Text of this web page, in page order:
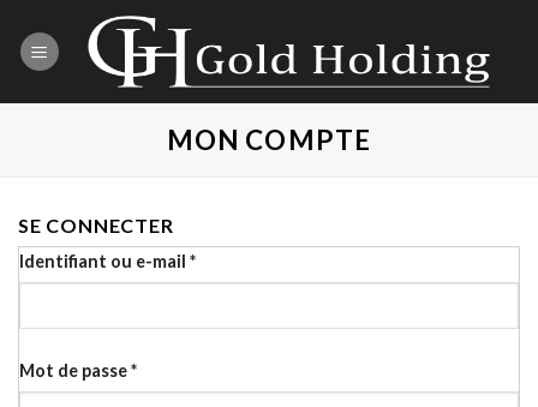
content
MON COMPTE
SE CONNECTER
Identifiant ou e-mail *
Mot de passe*